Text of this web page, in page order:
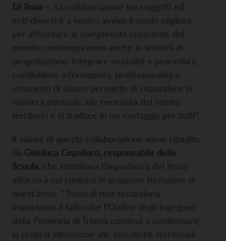
Di Rosa –. La collaborazione tra soggetti ed
enti diversi è a nostro avviso il modo migliore
per affrontare la complessità crescente del
mondo contemporaneo anche in termini di
progettazione. Integrare modalità e procedure,
condividere informazioni, professionalità e
strumenti di lavoro permette di rispondere in
maniera puntuale alle necessità del nostro
territorio e si traduce in un vantaggio per tutti”.
Il valore di questa collaborazione viene ribadito
da Gianluca Cepollaro, responsabile della
Scuola , che sottolinea l’importanza del tema
attorno a cui ruotano le proposte formative di
quest’anno: “Trovo di non secondaria
importanza il fatto che l’Ordine degli Ingegneri
della Provincia di Trento continui a confermare
la propria attenzione alle tematiche territoriali